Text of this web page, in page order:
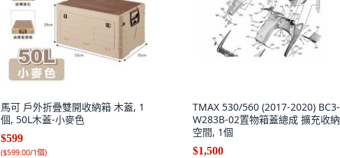
馬可 戶外折疊雙開收納箱 木蓋, 1
個, 50L木蓋-小麥色
$599
($599.00/1個)
TMAX 530/560 (2017-2020) BC3-
W283B-02置物箱蓋總成 擴充收納
空間, 1個
$1,500